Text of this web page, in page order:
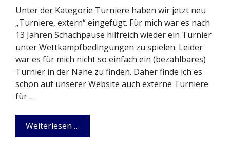
Unter der Kategorie Turniere haben wir jetzt neu
„Turniere, extern“ eingefügt. Für mich war es nach
13 Jahren Schachpause hilfreich wieder ein Turnier
unter Wettkampfbedingungen zu spielen. Leider
war es für mich nicht so einfach ein (bezahlbares)
Turnier in der Nähe zu finden. Daher finde ich es
schön auf unserer Website auch externe Turniere
für …
Weiterlesen …